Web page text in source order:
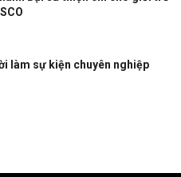
làm sự kiện chuyên nghiệp